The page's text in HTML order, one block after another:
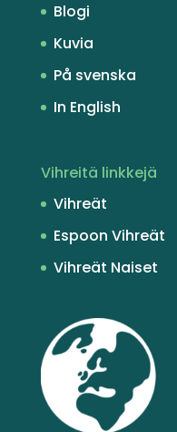
Blogi
Kuvia
På svenska
In English
Vihreitä linkkejä
Vihreät
Espoon Vihreät
Vihreät Naiset